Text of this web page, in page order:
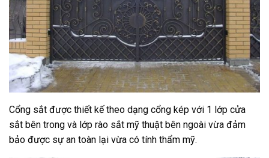
Cổng sắt được thiết kế theo dạng cổng kép với 1 lớp cửa
sắt bên trong và lớp rào sắt mỹ thuật bên ngoài vừa đảm
bảo được sự an toàn lại vừa có tính thẩm mỹ.